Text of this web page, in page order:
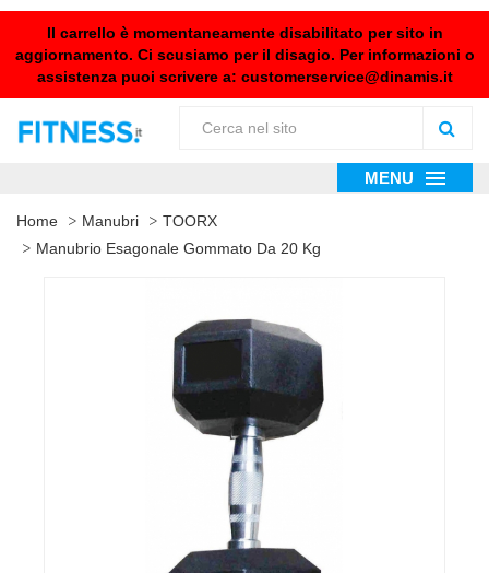
Il carrello è momentaneamente disabilitato per sito in
aggiornamento. Ci scusiamo per il disagio. Per informazioni o
assistenza puoi scrivere a: customerservice@dinamis.it
MENU
Home Manubri
TOORX
Manubrio Esagonale Gommato Da 20 Kg